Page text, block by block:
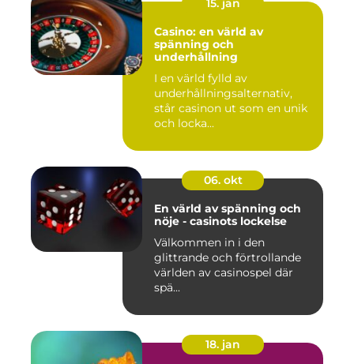
Casino: en värld av
spänning och
underhållning
I en värld fylld av
underhållningsalternativ,
står casinon ut som en unik
och locka...
06. okt
En värld av spänning och
nöje - casinots lockelse
Välkommen in i den
glittrande och förtrollande
världen av casinospel där
spä...
18. jan